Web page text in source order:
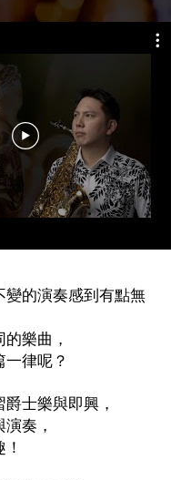
變的演奏感到有點無
樂曲，
律呢？
士樂與即興，
奏，